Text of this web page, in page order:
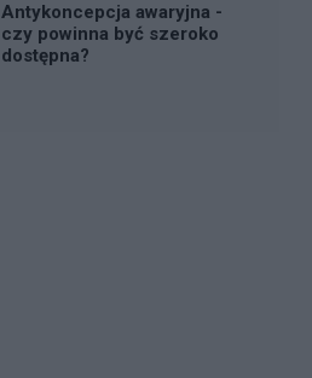
Antykoncepcja awaryjna -
czy powinna być szeroko
dostępna?